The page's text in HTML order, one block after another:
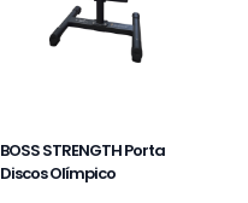
BOSS STRENGTH Porta
Discos Olímpico